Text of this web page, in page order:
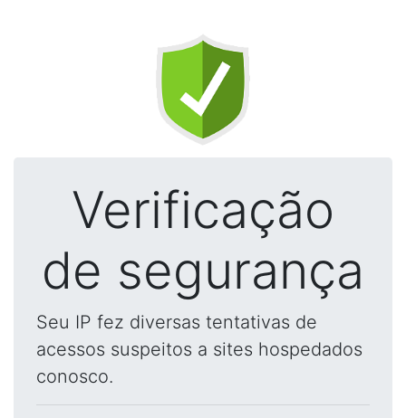
Verificação
de segurança
Seu IP fez diversas tentativas de
acessos suspeitos a sites hospedados
conosco.